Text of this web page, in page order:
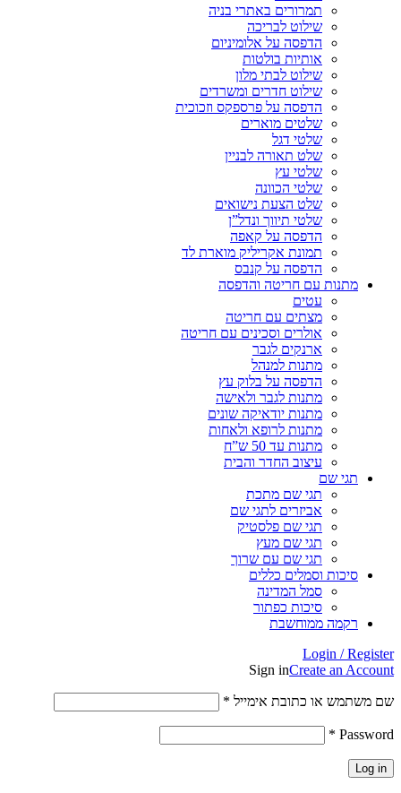
תמרורים באתרי בניה
שילוט לבריכה
הדפסה על אלומיניום
אותיות בולטות
שילוט לבתי מלון
שילוט חדרים ומשרדים
הדפסה על פרספקס וזכוכית
שלטים מוארים
שלטי דגל
שלט תאורה לבניין
שלטי עץ
שלטי הכוונה
שלט הצעת נישואים
שלטי תיווך ונדל”ן
הדפסה על קאפה
תמונת אקריליק מוארת לד
הדפסה על קנבס
מתנות עם חריטה והדפסה
עטים
מצתים עם חריטה
אולרים וסכינים עם חריטה
ארנקים לגבר
מתנות למנהל
הדפסה על בלוק עץ
מתנות לגבר ולאישה
מתנות יודאיקה שונים
מתנות לרופא ולאחות
מתנות עד 50 ש”ח
עיצוב החדר והבית
תגי שם
תגי שם מתכת
אביזרים לתגי שם
תגי שם פלסטיק
תגי שם מעץ
תגי שם עם שרוך
סיכות וסמלים כללים
סמל המדינה
סיכות כפתור
רקמה ממוחשבת
Login / Register
Sign inCreate an Account
שם משתמש או כתובת אימייל *
Password
*
Log in